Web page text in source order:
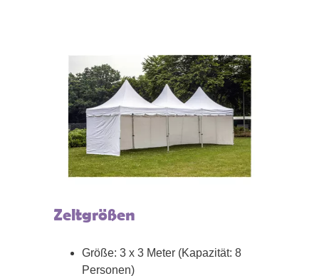
Zeltgrößen
Größe: 3 x 3 Meter (Kapazität: 8
Personen)